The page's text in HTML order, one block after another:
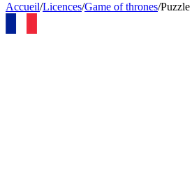
Accueil/Licences/Game of thrones/